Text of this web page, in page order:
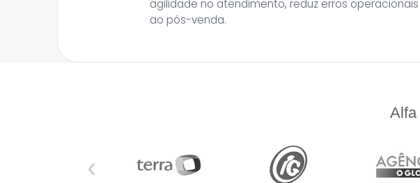
agilidade no atendimento, reduz erros
ao pós-venda.
Alfa
‹